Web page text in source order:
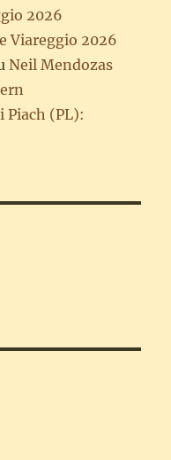
2026
Viareggio 2026
Neil Mendozas
Piach (PL):